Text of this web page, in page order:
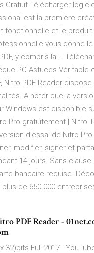
Gratuit Télécharger
est la première
fonctionnelle et le produit
vous donne
y compris la …
PC Astuces Véritable
Nitro PDF Reader
A noter que la
Windows est disponible
Pro gratuitement | Nitro
d’essai de Nitro
modifier, signer et
14 jours. Sans clause
bancaire requise.
de 650 000
PDF Reader -
32)bits Full 2017 -